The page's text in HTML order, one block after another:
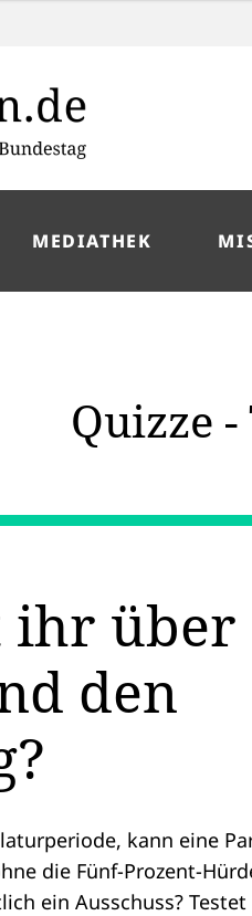
MEDIATHEK
Quizze
ihr über
den
kann eine
die Fünf-Prozent-
ein Ausschuss? Testet